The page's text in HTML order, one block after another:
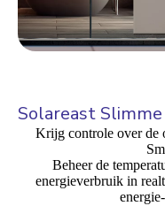
Solareast
Krijg controle over de
Beheer de
energieverbruik in